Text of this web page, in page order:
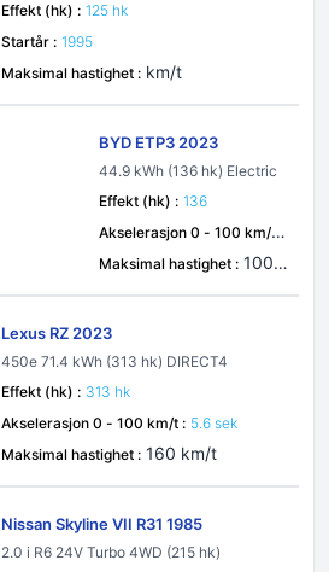
Effekt (hk) : 125 hk
Startår : 1995
Maksimal hastighet : km/t
BYD ETP3 2023
44.9 kWh (136 hk) Electric
Effekt (hk) : 136
Akselerasjon 0 - 100 km/t :
sek
Maksimal hastighet : 100 k
Lexus RZ 2023
450e 71.4 kWh (313 hk) DIRECT4
Effekt (hk) : 313 hk
Akselerasjon 0 - 100 km/t : 5.6 sek
Maksimal hastighet : 160 km/t
Nissan Skyline VII R31 1985
2.0 i R6 24V Turbo 4WD (215 hk)